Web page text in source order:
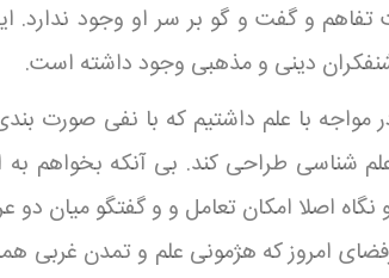
و گفت و گو بر سر او وجود ندارد.
دینی و مذهبی وجود داشته است.
با علم داشتیم که با نفی صورت
شناسی طراحی کند. بی آنکه بخواهم به
اصلا امکان تعامل و و گفتگو میان
امروز که هژمونی علم و تمدن غربی